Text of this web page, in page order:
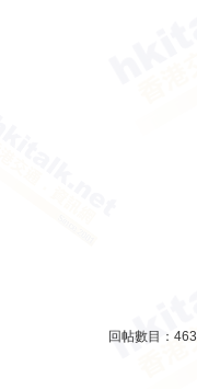
回帖數目： 463